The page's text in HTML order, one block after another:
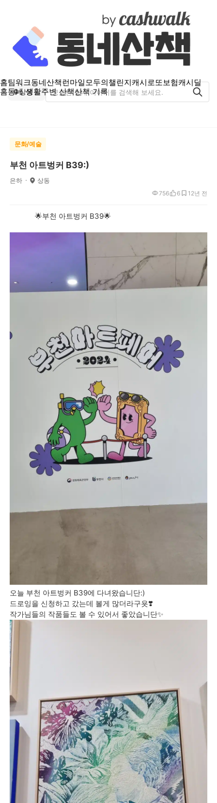
홈팀워크동네산책런마일모두의챌린지캐시로또보험캐시딜
홈동네 생활주변 산책산책 기록
상동
문화/예술
부천 아트벙커 B39:)
은하 상동
2년 전
756 6 1
🌟부천 아트벙커 B39🌟
오늘 부천 아트벙커 B39에 다녀왔습니단:)
드로잉을 신청하고 갔는데 볼게 많더라구욧❣️
작가님들의 작품들도 볼 수 있어서 좋았습니단✨️